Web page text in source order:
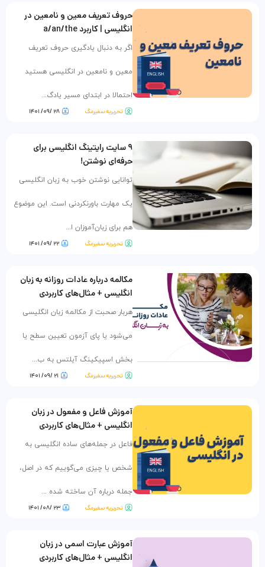
حروف تعریف معین و نامعین در
انگلیسی | کاربرد a/an/the
اگر به دنبال یادگیری حروف تعریف
معین و نامعین در انگلیسی هستید
احتمالا در ابتدای مسیر یادگ...
تحریریه سفیرمگ ۲۸ /۰۹/ ۱۴۰۱
۹ سایت رایتینگ انگلیسی برای
حرفه‌ای نوشتن!
توانایی نوشتن خوب به زبان انگلیسی
یک مهارت باورنکردنی است. این موضوع
هم برای زبان‌آموزان ا...
تحریریه سفیرمگ ۲۲ /۰۹/ ۱۴۰۱
مکالمه درباره عادات روزانه به زبان
انگلیسی + مثال‌های کاربردی
هربار صحبت از مکالمه زبان انگلیسی
می‌شود یا پای آزمون تعیین سطح یا
بخش اسپیکینگ آیلتس به ب...
تحریریه سفیرمگ ۲۱ /۰۹/ ۱۴۰۱
آموزش فاعل و مفعول در زبان
انگلیسی + مثال‌های کاربردی
فاعل در جمله‌های ساده انگلیسی به
شخص یا چیزی می‌گوییم که در اصل،
جمله درباره آن ساخته شده ...
تحریریه سفیرمگ ۲۳ /۰۸/ ۱۴۰۱
آموزش عبارت اسمی در زبان
انگلیسی + مثال‌های کاربردی